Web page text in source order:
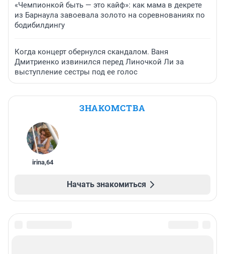
«Чемпионкой быть — это кайф»: как мама в декрете
из Барнаула завоевала золото на соревнованиях по
бодибилдингу
Когда концерт обернулся скандалом. Ваня
Дмитриенко извинился перед Линочкой Ли за
выступление сестры под ее голос
ЗНАКОМСТВА
irina,64
Начать знакомиться